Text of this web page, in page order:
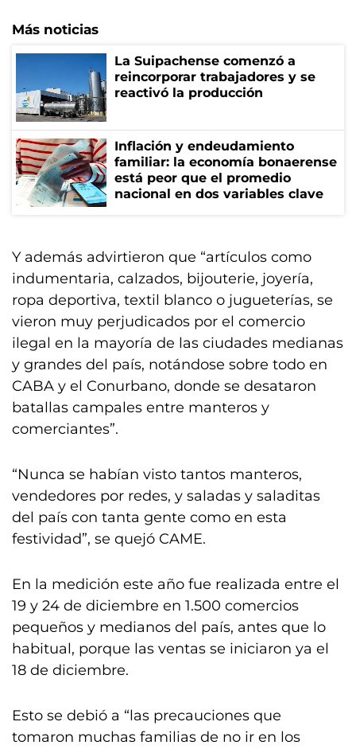
Más noticias
La Suipachense comenzó a
reincorporar trabajadores y se
reactivó la producción
Inflación y endeudamiento
familiar: la economía bonaerense
está peor que el promedio
nacional en dos variables clave
Y además advirtieron que “artículos como
indumentaria, calzados, bijouterie, joyería,
ropa deportiva, textil blanco o jugueterías, se
vieron muy perjudicados por el comercio
ilegal en la mayoría de las ciudades medianas
y grandes del país, notándose sobre todo en
CABA y el Conurbano, donde se desataron
batallas campales entre manteros y
comerciantes”.
“Nunca se habían visto tantos manteros,
vendedores por redes, y saladas y saladitas
del país con tanta gente como en esta
festividad”, se quejó CAME.
En la medición este año fue realizada entre el
19 y 24 de diciembre en 1.500 comercios
pequeños y medianos del país, antes que lo
habitual, porque las ventas se iniciaron ya el
18 de diciembre.
Esto se debió a “las precauciones que
tomaron muchas familias de no ir en los